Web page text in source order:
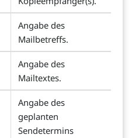
Angabe des
Mailbetreffs.
Angabe des
Mailtextes.
Angabe des
geplanten
Sendetermins